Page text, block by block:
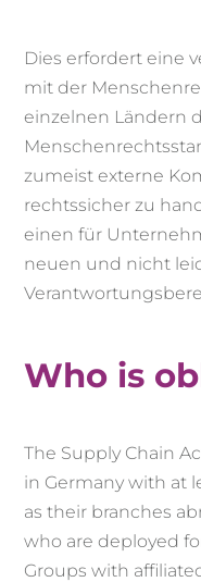
Dies erfordert eine
mit der
einzelnen Ländern
zumeist externe
rechtssicher zu
einen für
neuen und nicht
Who is
The Supply Chain
in Germany with at
as their branches
who are deployed
Groups with